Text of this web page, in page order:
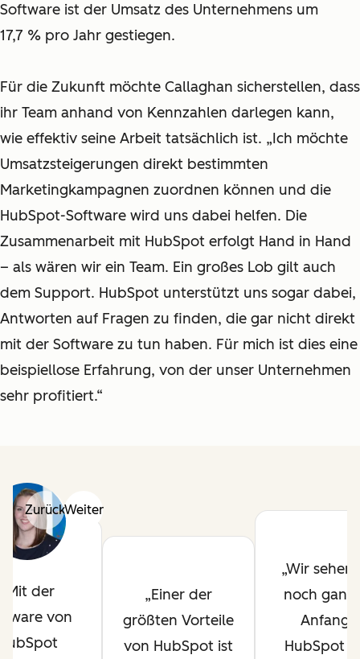
Software ist der Umsatz des Unternehmens um
17,7 % pro Jahr gestiegen.
Für die Zukunft möchte Callaghan sicherstellen, dass
ihr Team anhand von Kennzahlen darlegen kann,
wie effektiv seine Arbeit tatsächlich ist. „Ich möchte
Umsatzsteigerungen direkt bestimmten
Marketingkampagnen zuordnen können und die
HubSpot-Software wird uns dabei helfen. Die
Zusammenarbeit mit HubSpot erfolgt Hand in Hand
– als wären wir ein Team. Ein großes Lob gilt auch
dem Support. HubSpot unterstützt uns sogar dabei,
Antworten auf Fragen zu finden, die gar nicht direkt
mit der Software zu tun haben. Für mich ist dies eine
beispiellose Erfahrung, von der unser Unternehmen
sehr profitiert.“
ZurückWeiter
Mit der
von
Einer der
größten Vorteile
von HubSpot ist
Wir sehen
noch ganz
Anfang
HubSpot